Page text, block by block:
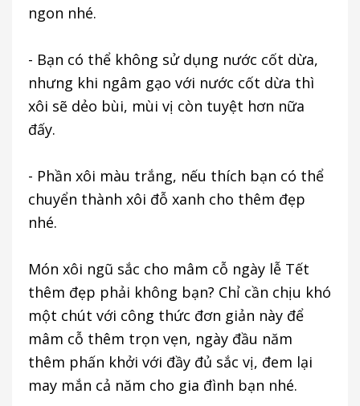
ngon nhé.
- Bạn có thể không sử dụng nước cốt dừa,
nhưng khi ngâm gạo với nước cốt dừa thì
xôi sẽ dẻo bùi, mùi vị còn tuyệt hơn nữa
đấy.
- Phần xôi màu trắng, nếu thích bạn có thể
chuyển thành xôi đỗ xanh cho thêm đẹp
nhé.
Món xôi ngũ sắc cho mâm cỗ ngày lễ Tết
thêm đẹp phải không bạn? Chỉ cần chịu khó
một chút với công thức đơn giản này để
mâm cỗ thêm trọn vẹn, ngày đầu năm
thêm phấn khởi với đầy đủ sắc vị, đem lại
may mắn cả năm cho gia đình bạn nhé.